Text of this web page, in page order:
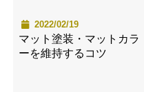
2022/02/19
マット塗装・マットカラ
ーを維持するコツ